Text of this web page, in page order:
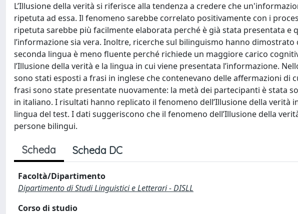
L’Illusione della verità si riferisce alla tendenza a credere che
ripetuta ad essa. Il fenomeno sarebbe correlato positivamente con i
ripetuta sarebbe più facilmente elaborata perché è già stata presentata e
l’informazione sia vera. Inoltre, ricerche sul bilinguismo hanno dimostrato
seconda lingua è meno fluente perché richiede un maggiore carico
l’Illusione della verità e la lingua in cui viene presentata l’informazione.
sono stati esposti a frasi in inglese che contenevano delle affermazioni di
frasi sono state presentate nuovamente: la metà dei partecipanti è stata
in italiano. I risultati hanno replicato il fenomeno dell’Illusione della verità
lingua del test. I dati suggeriscono che il fenomeno dell’Illusione della
persone bilingui.
Scheda Scheda DC
Facoltà/Dipartimento
Dipartimento di Studi Linguistici e Letterari - DISLL
Corso di studio